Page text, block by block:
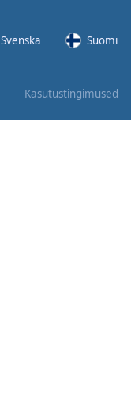
Svenska Suomi
Kasutustingimused